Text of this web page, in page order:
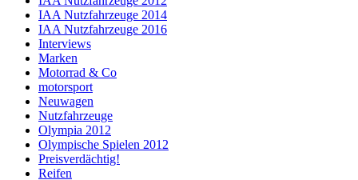
IAA Nutzfahrzeuge 2014
IAA Nutzfahrzeuge 2016
Interviews
Marken
Motorrad & Co
motorsport
Neuwagen
Nutzfahrzeuge
Olympia 2012
Olympische Spielen 2012
Preisverdächtig!
Reifen